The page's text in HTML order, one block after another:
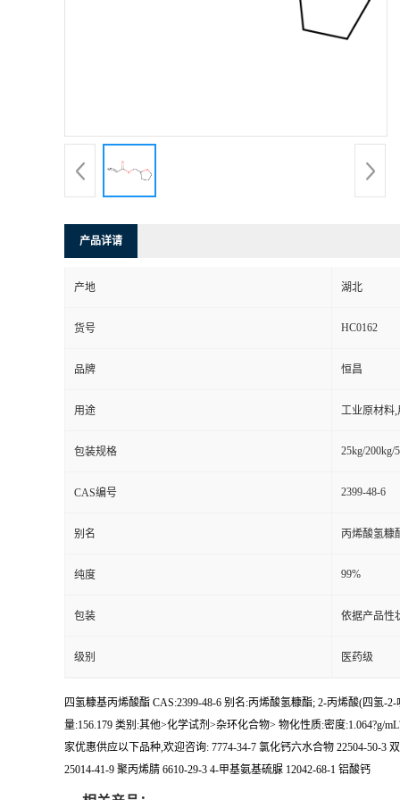
产品详请
产地 湖北
货号 HC0162
品牌 恒昌
用途 工业原材料
包装规格 25kg/200kg/
CAS编号 2399-48-6
别名 丙烯酸氢糠
纯度 99%
包装 依据产品性
级别 医药级
四氢糠基丙烯酸酯 CAS:2399-48-6 别名:丙烯酸氢糠酯; 2-丙烯酸(四氢-
量:156.179 类别:其他>化学试剂>杂环化合物> 物化性质:密度:1.064?g/
家优惠供应以下品种,欢迎咨询: 7774-34-7 氯化钙六水合物 22504-50-3
25014-41-9 聚丙烯腈 6610-29-3 4-甲基氨基硫脲 12042-68-1 铝酸钙